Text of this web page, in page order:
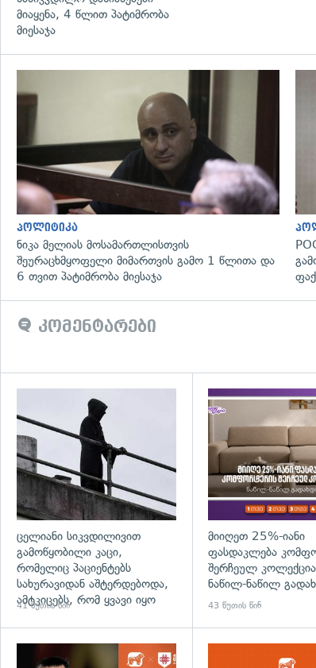
მიაყენა, 4 წლით პატიმრობა
მიესაჯა
პოლიტიკა
ნიკა მელიას მოსამართლისთვის
შეურაცხმყოფელი მიმართვის გამო 1 წლითა და
6 თვით პატიმრობა მიესაჯა
კომენტარები
გადახედვა
ცელიანი სიკვდილივით
გამოწყობილი კაცი,
რომელიც პაციენტებს
სახურავიდან აშტერდებოდა,
ამტკიცებს, რომ ყვავი იყო
41 წუთის წინ
მიიღეთ 25%-იანი
ფასდაკლება
შერჩეულ
ნაწილ-ნაწილ
43 წუთის წინ